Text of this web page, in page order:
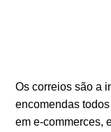
Os correios são a
encomendas
em e-commerces,